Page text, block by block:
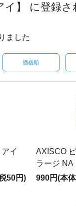
イ】 に登録
ました
価格順
イ
50円)
AXISCO
ラージ NA
990円(本